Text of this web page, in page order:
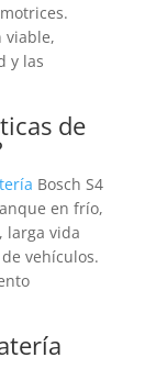
viable,
y las
de
Bosch S4
en frío,
larga vida
vehículos.